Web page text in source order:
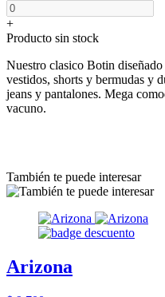
+
Producto sin stock
Nuestro clasico Botin
vestidos, shorts y bermudas y
jeans y pantalones. Mega
vacuno.
También te puede interesar
Arizona